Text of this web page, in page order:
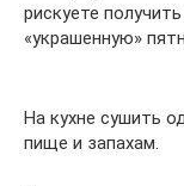
рискуете
«украшенную»
На кухне сушить
пище и запахам.